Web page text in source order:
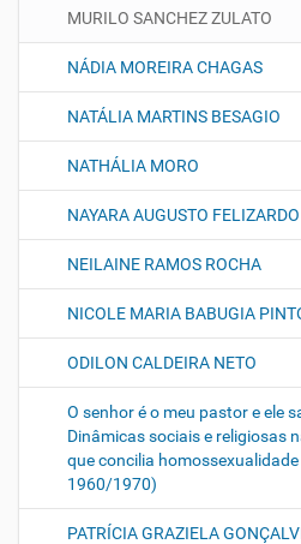
MURILO SANCHEZ ZULATO
NÁDIA MOREIRA CHAGAS
NATÁLIA MARTINS BESAGIO
NATHÁLIA MORO
NAYARA AUGUSTO FELIZARDO
NEILAINE RAMOS ROCHA
NICOLE MARIA BABUGIA
ODILON CALDEIRA NETO
O senhor é o meu pastor e ele
Dinâmicas sociais e religiosas
que concilia
1960/1970)
PATRÍCIA GRAZIELA